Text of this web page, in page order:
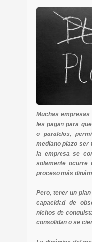
Muchas
les pagan para
o paralelos,
mediano plazo ser
la empresa se
solamente ocurre
proceso más
Pero, tener un
capacidad de
nichos de
consolidan o se